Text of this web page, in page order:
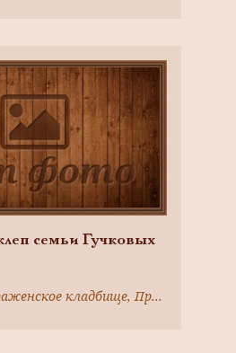
семьи Гучковых
Москва, Преображенское кладбище, Преображенский вал ул., д. 17а